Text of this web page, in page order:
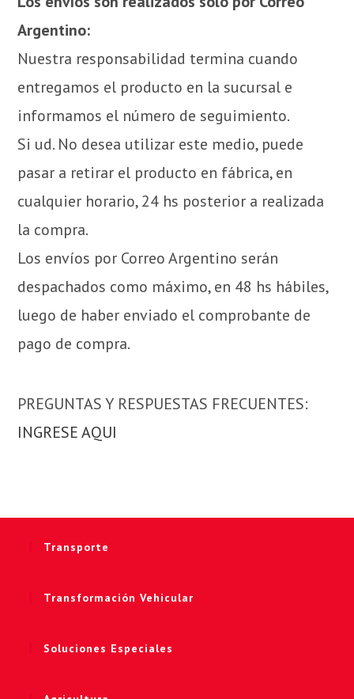
Argentino:
Nuestra responsabilidad termina cuando
entregamos el producto en la sucursal e
informamos el número de seguimiento.
Si ud. No desea utilizar este medio, puede
pasar a retirar el producto en fábrica, en
cualquier horario, 24 hs posterior a realizada
la compra.
Los envíos por Correo Argentino serán
despachados como máximo, en 48 hs hábiles,
luego de haber enviado el comprobante de
pago de compra.
PREGUNTAS Y RESPUESTAS FRECUENTES:
INGRESE AQUI
Transporte
Transformación Vehicular
Soluciones Especiales